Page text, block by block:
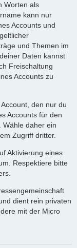
Worten als
kann nur
Accounts und
und Themen im
Daten kannst
Freischaltung
Accounts zu
den nur du
Accounts für den
Wähle daher ein
Zugriff dritter.
Aktivierung eines
Respektiere bitte
dient rein privaten
mit der Micro